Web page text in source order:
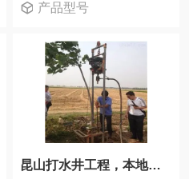
产品型号
昆山打水井工程，本地打井队